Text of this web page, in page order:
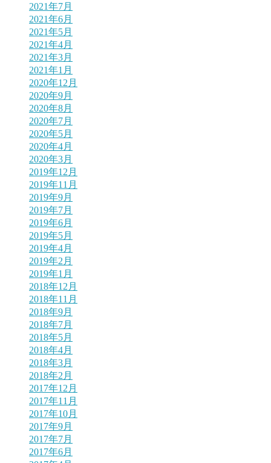
2021年7月
2021年6月
2021年5月
2021年4月
2021年3月
2021年1月
2020年12月
2020年9月
2020年8月
2020年7月
2020年5月
2020年4月
2020年3月
2019年12月
2019年11月
2019年9月
2019年7月
2019年6月
2019年5月
2019年4月
2019年2月
2019年1月
2018年12月
2018年11月
2018年9月
2018年7月
2018年5月
2018年4月
2018年3月
2018年2月
2017年12月
2017年11月
2017年10月
2017年9月
2017年7月
2017年6月